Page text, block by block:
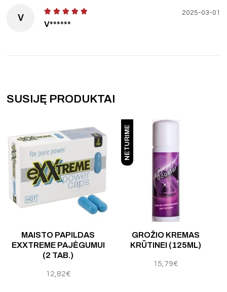
V
V******
2025-03-01
SUSIJĘ PRODUKTAI
MAISTO PAPILDAS
EXXTREME PAJĖGUMUI
(2 TAB.)
12,82€
NETURIME
GROŽIO KREMAS
KRŪTINEI (125ML)
15,79€
Įvertinimas:4.80 Įvertinimas:5.00